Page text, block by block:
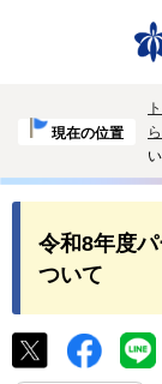
現在の位置
令和8年度
ついて